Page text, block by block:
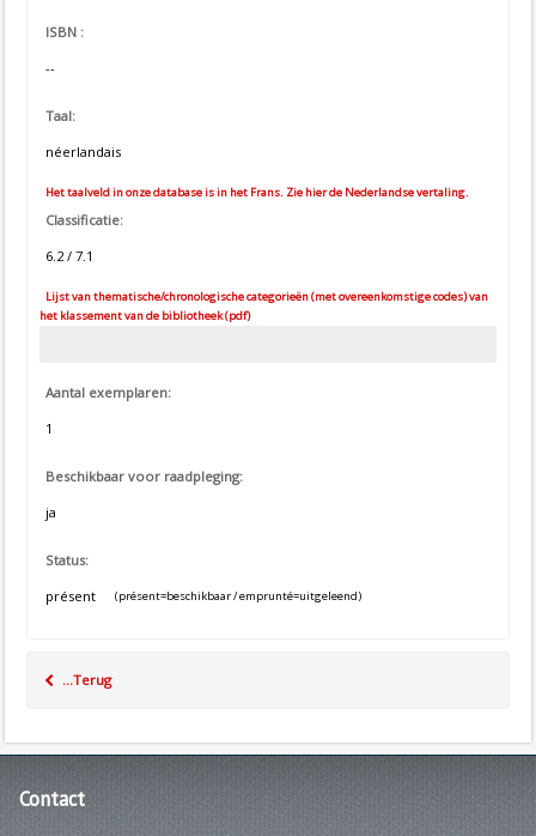
ISBN :
--
Taal:
néerlandais
Het taalveld in onze database is in het Frans. Zie hier de Nederlandse vertaling.
Classificatie:
6.2 / 7.1
Lijst van thematische/chronologische categorieën (met overeenkomstige codes) van
het klassement van de bibliotheek (pdf)
Aantal exemplaren:
1
Beschikbaar voor raadpleging:
ja
Status:
présent
(présent=beschikbaar / emprunté=uitgeleend)
...Terug
Contact